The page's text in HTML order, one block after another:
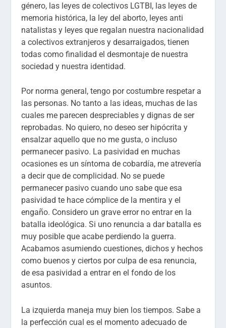
género, las leyes de colectivos LGTBI, las leyes de
memoria histórica, la ley del aborto, leyes anti
natalistas y leyes que regalan nuestra nacionalidad
a colectivos extranjeros y desarraigados, tienen
todas como finalidad el desmontaje de nuestra
sociedad y nuestra identidad.
Por norma general, tengo por costumbre respetar a
las personas. No tanto a las ideas, muchas de las
cuales me parecen despreciables y dignas de ser
reprobadas. No quiero, no deseo ser hipócrita y
ensalzar aquello que no me gusta, o incluso
permanecer pasivo. La pasividad en muchas
ocasiones es un síntoma de cobardía, me atrevería
a decir que de complicidad. No se puede
permanecer pasivo cuando uno sabe que esa
pasividad te hace cómplice de la mentira y el
engaño. Considero un grave error no entrar en la
batalla ideológica. Si uno renuncia a dar batalla es
muy posible que acabe perdiendo la guerra.
Acabamos asumiendo cuestiones, dichos y hechos
como buenos y ciertos por culpa de esa renuncia,
de esa pasividad a entrar en el fondo de los
asuntos.
La izquierda maneja muy bien los tiempos. Sabe a
la perfección cual es el momento adecuado de